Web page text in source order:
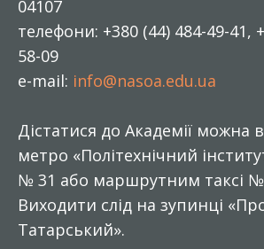
04107
телефони: +380 (44) 484-49-41,
58-09
e-mail: info@nasoa.edu.ua
Дістатися до Академії можна
метро «Політехнічний
№ 31 або маршрутним таксі №
Виходити слід на зупинці
Татарський».